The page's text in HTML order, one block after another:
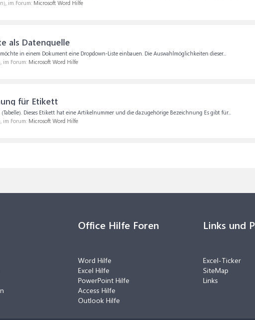
im Forum: Microsoft Word Hilfe
als Datenquelle
in einem Dokument eine Dropdown-Liste einbauen. Die Auswahlmöglichkeiten dieser...
im Forum: Microsoft Word Hilfe
für Etikett
Dieses Etikett hat eine Artikelnummer und die dazugehörige Bezeichnung Es gibt für...
im Forum: Microsoft Word Hilfe
Office Hilfe Foren
Word Hilfe
Excel Hilfe
PowerPoint Hilfe
Access Hilfe
Outlook Hilfe
Links und
Excel-Ticker
SiteMap
Links